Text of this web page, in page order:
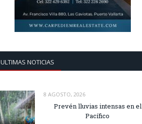
ULTIMAS NOTICIAS
8 AGOSTO, 2026
Prevén lluvias intensas en el
Pacífico